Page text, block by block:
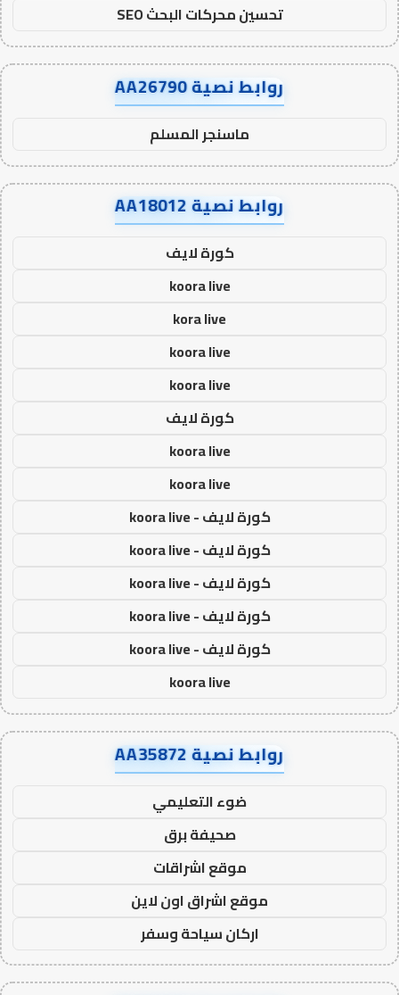
تحسين محركات البحث SEO
روابط نصية AA26790
ماسنجر المسلم
روابط نصية AA18012
كورة لايف
koora live
kora live
koora live
koora live
كورة لايف
koora live
koora live
كورة لايف - koora live
كورة لايف - koora live
كورة لايف - koora live
كورة لايف - koora live
كورة لايف - koora live
koora live
روابط نصية AA35872
ضوء التعليمي
صحيفة برق
موقع اشراقات
موقع اشراق اون لاين
اركان سياحة وسفر